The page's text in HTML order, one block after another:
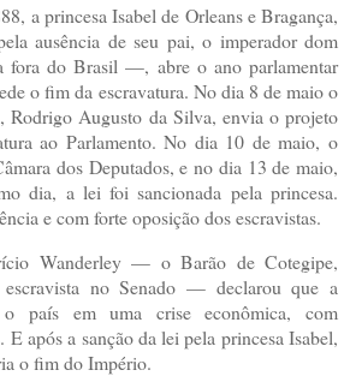
a princesa Isabel de Orleans e Bragança,
ausência de seu pai, o imperador dom
do Brasil —, abre o ano parlamentar
o fim da escravatura. No dia 8 de maio o
Rodrigo Augusto da Silva, envia o projeto
ao Parlamento. No dia 10 de maio, o
dos Deputados, e no dia 13 de maio,
dia, a lei foi sancionada pela princesa.
e com forte oposição dos escravistas.
Wanderley — o Barão de Cotegipe,
escravista no Senado — declarou que a
o país em uma crise econômica, com
E após a sanção da lei pela princesa Isabel,
o fim do Império.